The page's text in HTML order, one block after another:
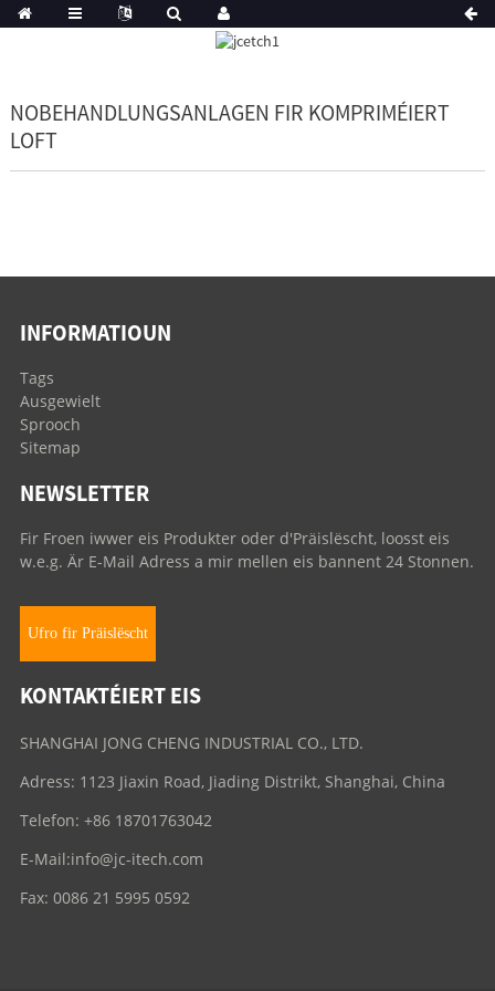
NOBEHANDLUNGSANLAGEN FIR KOMPRIMÉIERT
LOFT
INFORMATIOUN
Tags
Ausgewielt
Sprooch
Sitemap
NEWSLETTER
Fir Froen iwwer eis Produkter oder d'Präislëscht, loosst eis
w.e.g. Är E-Mail Adress a mir mellen eis bannent 24 Stonnen.
Ufro fir Präislëscht
KONTAKTÉIERT EIS
SHANGHAI JONG CHENG INDUSTRIAL CO., LTD.
Adress: 1123 Jiaxin Road, Jiading Distrikt, Shanghai, China
Telefon: +86 18701763042
E-Mail:info@jc-itech.com
Fax: 0086 21 5995 0592